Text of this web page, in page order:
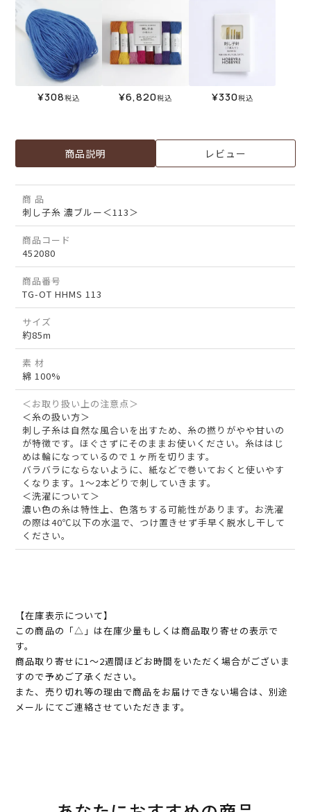
¥308税込 ¥6,820税込 ¥330税込
商品説明 レビュー
商 品
刺し子糸 濃ブルー＜113＞
商品コード
452080
商品番号
TG-OT HHMS 113
サイズ
約85m
素 材
綿 100%
＜お取り扱い上の注意点＞
＜糸の扱い方＞
刺し子糸は自然な風合いを出すため、糸の撚りがやや甘いの
が特徴です。ほぐさずにそのままお使いください。糸ははじ
めは輪になっているので１ヶ所を切ります。
バラバラにならないように、紙などで巻いておくと使いやす
くなります。1～2本どりで刺していきます。
＜洗濯について＞
濃い色の糸は特性上、色落ちする可能性があります。お洗濯
の際は40℃以下の水温で、つけ置きせず手早く脱水し干して
ください。
【在庫表示について】
この商品の「△」は在庫少量もしくは商品取り寄せの表示で
す。
商品取り寄せに1～2週間ほどお時間をいただく場合がございま
すので予めご了承ください。
また、売り切れ等の理由で商品をお届けできない場合は、別途
メールにてご連絡させていただきます。